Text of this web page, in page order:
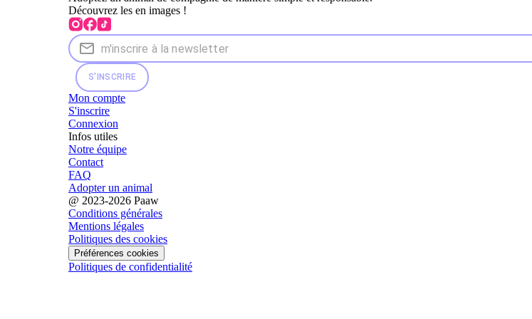
Découvrez les en images !
S'INSCRIRE
Mon compte
S'inscrire
Connexion
Infos utiles
Notre équipe
Contact
FAQ
Adopter un animal
@ 2023-2026 Paaw
Conditions générales
Mentions légales
Politiques des cookies
Préférences cookies
Politiques de confidentialité